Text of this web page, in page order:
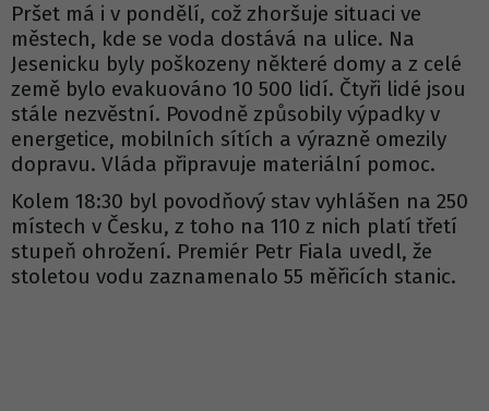
Pršet má i v pondělí, což zhoršuje situaci ve
městech, kde se voda dostává na ulice. Na
Jesenicku byly poškozeny některé domy a z celé
země bylo evakuováno 10 500 lidí. Čtyři lidé jsou
stále nezvěstní. Povodně způsobily výpadky v
energetice, mobilních sítích a výrazně omezily
dopravu. Vláda připravuje materiální pomoc.
Kolem 18:30 byl povodňový stav vyhlášen na 250
místech v Česku, z toho na 110 z nich platí třetí
stupeň ohrožení. Premiér Petr Fiala uvedl, že
stoletou vodu zaznamenalo 55 měřicích stanic.